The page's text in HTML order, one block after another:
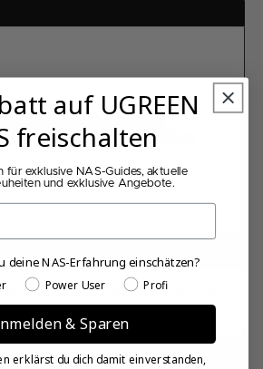
beim UGREEN
Plus austauscht
auf UGREEN
freischalten
für exklusive NAS-Guides, aktuelle
und exklusive Angebote.
deine NAS-Erfahrung einschätzen?
deine NAS-Erfahrung einschätzen?
Power User Profi
& Sparen
erklärst du dich damit einverstanden,